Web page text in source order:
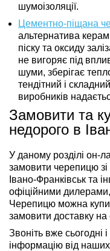
шумоізоляції.
Цементно-піщана
альтернатива
піску та оксиду
не вигоряє під
шуми, зберігає
тендітний і
виробників
Замовити та
недорого в
У даному розділі он-
замовити черепицю
Івано-Франківськ та
офіційними
Черепицю можна
замовити доставку на
Звоніть вже сьогодні
інформацію від